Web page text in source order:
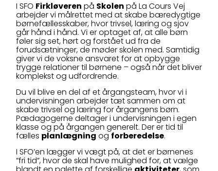
I SFO Firkløveren på Skolen på La Cours Vej
arbejder vi målrettet med at skabe bæredygtige
børnefællesskaber, hvor trivsel, læring og sjov
går hånd i hånd. Vi er optaget af, at alle børn
føler sig set, hørt og forstået ud fra de
forudsætninger, de møder skolen med. Samtidig
giver vi de voksne ansvaret for at opbygge
trygge relationer til børnene – også når det bliver
komplekst og udfordrende.
Du vil blive en del af et årgangsteam, hvor vi i
undervisningen arbejder tæt sammen om at
skabe trivsel og læring for årgangens børn.
Pædagogerne deltager i undervisningen i egen
klasse og på årgangen generelt. Der er tid til
fælles planlægning og forberedelse.
I SFO’en lægger vi vægt på, at det er børnenes
”fri tid”, hvor de skal have mulighed for, at vælge